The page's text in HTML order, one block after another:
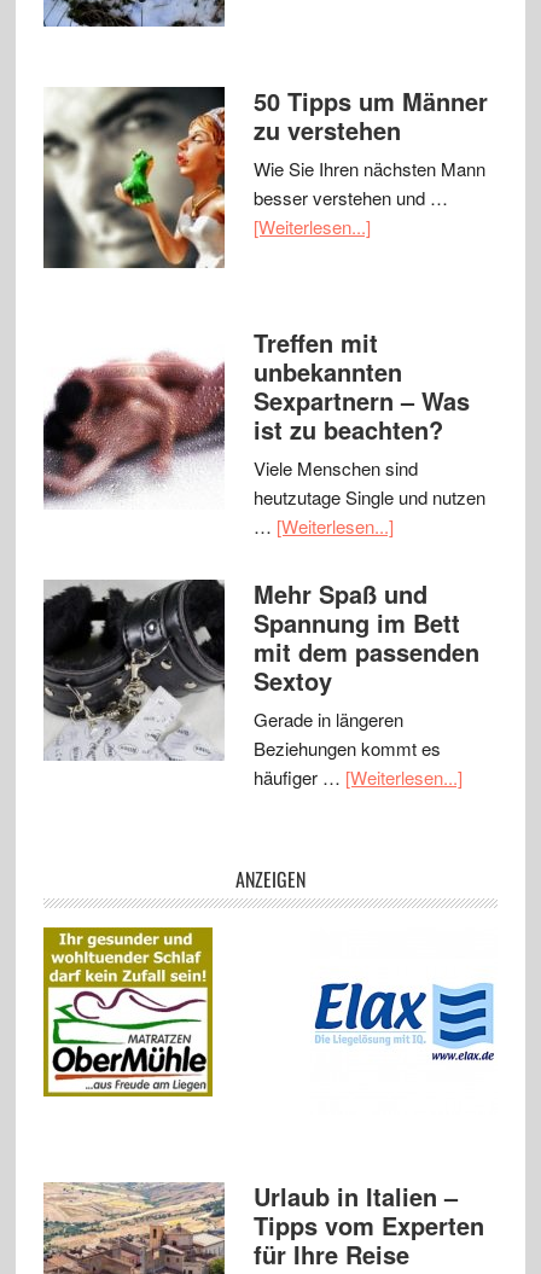
50 Tipps um Männer
zu verstehen
Wie Sie Ihren nächsten Mann
besser verstehen und …
[Weiterlesen...]
Treffen mit
unbekannten
Sexpartnern – Was
ist zu beachten?
Viele Menschen sind
heutzutage Single und nutzen
… [Weiterlesen...]
Mehr Spaß und
Spannung im Bett
mit dem passenden
Sextoy
Gerade in längeren
Beziehungen kommt es
häufiger … [Weiterlesen...]
ANZEIGEN
Urlaub in Italien –
Tipps vom Experten
für Ihre Reise